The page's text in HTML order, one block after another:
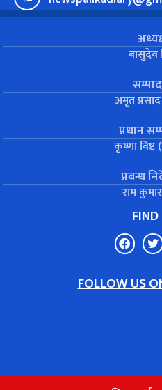
बासुदेव
अमृत प्रसाद
प्रधान
कृष्णा विष्ट
प्रबन्ध
राम
FOLLOW US